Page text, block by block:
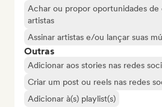
Achar ou propor oportunidades de
artistas
Assinar artistas e/ou lançar suas
Outras
Adicionar aos stories nas redes
Criar um post ou reels nas redes
Adicionar à(s) playlist(s)